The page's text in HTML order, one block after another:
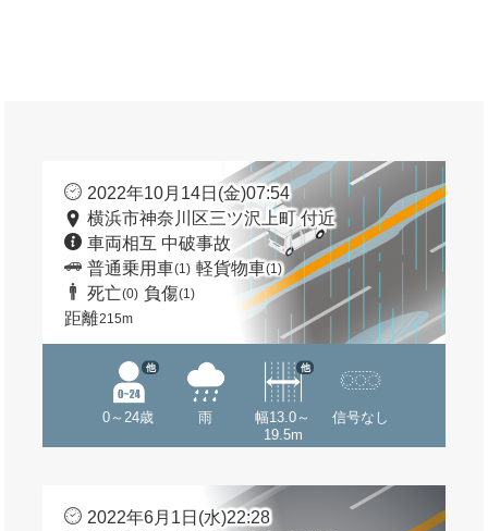
2022年10月14日(金)07:54
横浜市神奈川区三ツ沢上町 付近
車両相互 中破事故
普通乗用車(1) 軽貨物車(1)
死亡(0) 負傷(1)
距離215m
0～24歳
他
雨
幅13.0～
19.5m
他
信号なし
2022年6月1日(水)22:28